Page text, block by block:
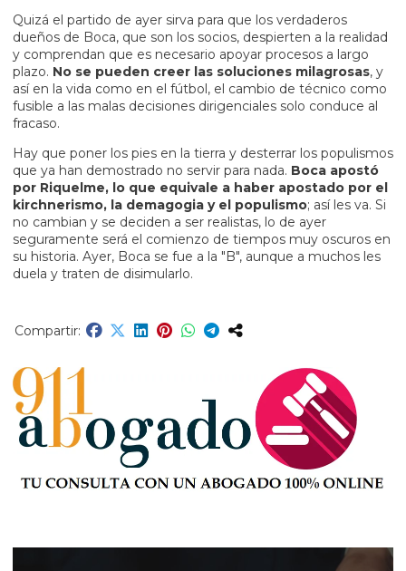
Quizá el partido de ayer sirva para que los verdaderos
dueños de Boca, que son los socios, despierten a la realidad
y comprendan que es necesario apoyar procesos a largo
plazo. No se pueden creer las soluciones milagrosas, y
así en la vida como en el fútbol, el cambio de técnico como
fusible a las malas decisiones dirigenciales solo conduce al
fracaso.
Hay que poner los pies en la tierra y desterrar los populismos
que ya han demostrado no servir para nada. Boca apostó
por Riquelme, lo que equivale a haber apostado por el
kirchnerismo, la demagogia y el populismo; así les va. Si
no cambian y se deciden a ser realistas, lo de ayer
seguramente será el comienzo de tiempos muy oscuros en
su historia. Ayer, Boca se fue a la "B", aunque a muchos les
duela y traten de disimularlo.